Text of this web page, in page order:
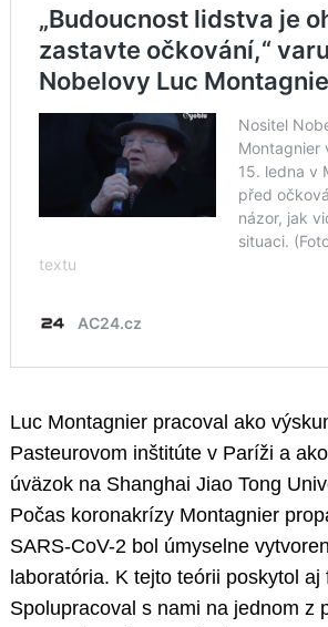
Luc Montagnier pracoval ako
Pasteurovom inštitúte v Paríži a
úväzok na Shanghai Jiao Tong
Počas koronakrízy Montagnier
SARS-CoV-2 bol úmyselne
laboratória. K tejto teórii poskytol aj
Spolupracoval s nami na jednom z